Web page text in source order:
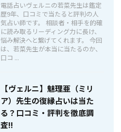
電話占いヴェルニの若菜先生は鑑定
歴9年、口コミで当たると評判の人
気占い師です。 相談者・相手を的確
に読み取るリーディング力に長け、
悩み解決へと繋げてくれます。 今回
は、若菜先生が本当に当たるのか、
口コ ...
【ヴェルニ】魅理亜（ミリ
ア）先生の復縁占いは当た
る？口コミ・評判を徹底調
査!!